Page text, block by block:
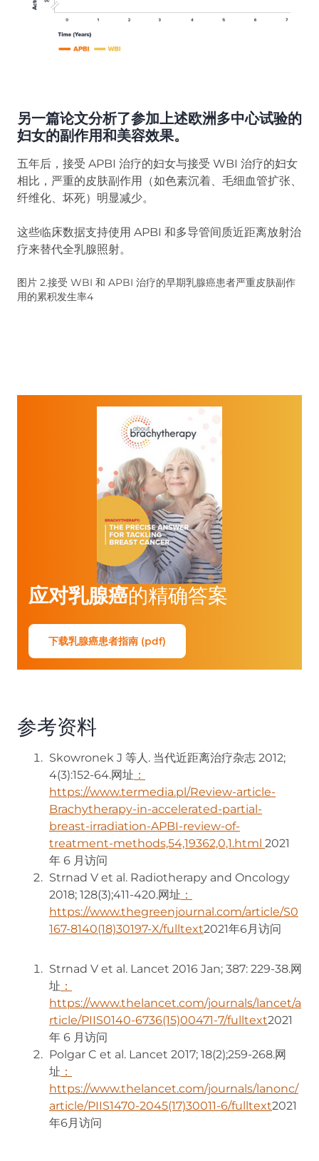
另一篇论文分析了参加上述欧洲多中心试验的
妇女的副作用和美容效果。
五年后，接受 APBI 治疗的妇女与接受 WBI 治疗的妇女
相比，严重的皮肤副作用（如色素沉着、毛细血管扩张、
纤维化、坏死）明显减少。
这些临床数据支持使用 APBI 和多导管间质近距离放射治
疗来替代全乳腺照射。
图片 2.接受 WBI 和 APBI 治疗的早期乳腺癌患者严重皮肤副作
用的累积发生率4
应对乳腺癌的精确答案
下载乳腺癌患者指南 (pdf)
参考资料
Skowronek J 等人. 当代近距离治疗杂志 2012;
4(3):152-64.网址 ：
https://www.termedia.pl/Review-article-
Brachytherapy-in-accelerated-partial-
breast-irradiation-APBI-review-of-
treatment-methods,54,19362,0,1.html (opens
2021
年 6 月访问
Strnad V et al. Radiotherapy and Oncology
2018; 128(3);411-420.网址 ：
https://www.thegreenjournal.com/article/S0
167-8140(18)30197-X/fulltext(opens in new tab)
2021年6月访问
Strnad V et al. Lancet 2016 Jan; 387: 229-38.网
址 ：
https://www.thelancet.com/journals/lancet/a
rticle/PIIS0140-6736(15)00471-7/fulltext(opens
2021
年 6 月访问
Polgar C et al. Lancet 2017; 18(2);259-268.网
址 ：
https://www.thelancet.com/journals/lanonc/
article/PIIS1470-2045(17)30011-6/fulltext(opens
2021
年6月访问